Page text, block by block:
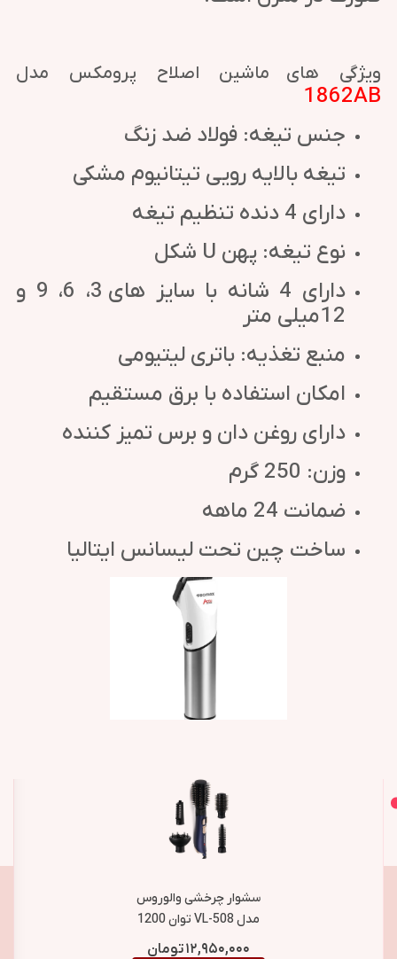
ویژگی های ماشین اصلاح پرومکس مدل
1862AB
جنس تیغه: فولاد ضد زنگ
تیغه با لایه رویی تیتانیوم مشکی
دارای 4 دنده تنظیم تیغه
نوع تیغه: پهن U شکل
دارای 4 شانه با سایز های 3، 6، 9 و
12 میلی متر
منبع تغذیه: باتری لیتیومی
امکان استفاده با برق مستقیم
دارای روغن دان و برس تمیز کننده
وزن: 250 گرم
ضمانت 24 ماهه
ساخت چین تحت لیسانس ایتالیا
اصل و اورجینال
محصولات مشابه
سشوار چرخشی والوروس
مدل VL-508 توان 1200
وات
۱۲,۹۵۰,۰۰۰تومان